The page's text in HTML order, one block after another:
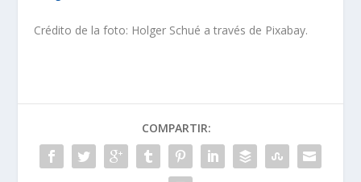
Crédito de la foto: Holger Schué a través de Pixabay.
COMPARTIR: